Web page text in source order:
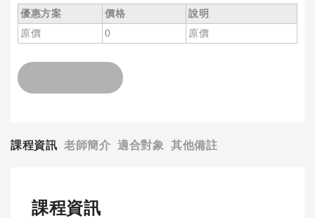
優惠方案 價格
說明
原價
0 原價
課程資訊 老師簡介 適合對象 其他備註
課程資訊